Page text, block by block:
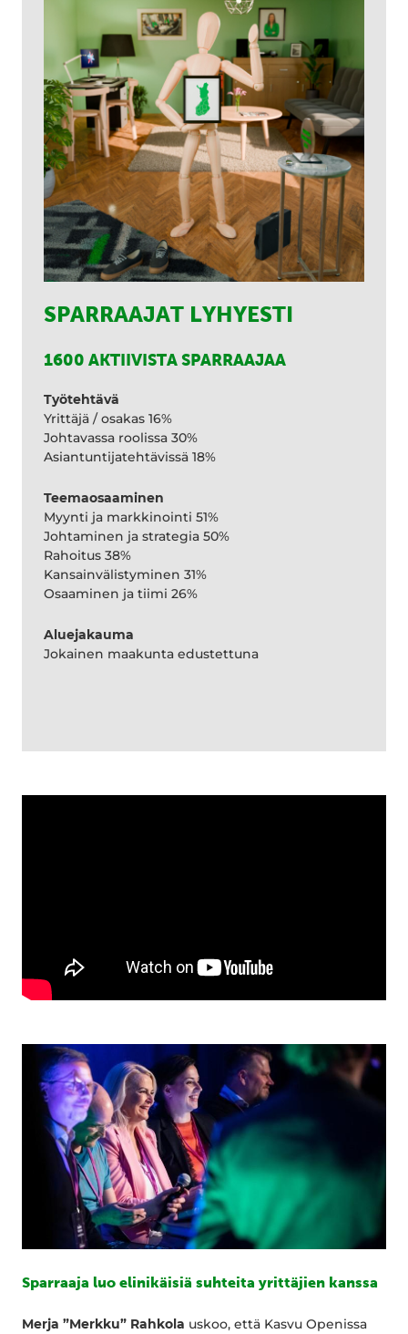
SPARRAAJAT LYHYESTI
1600 AKTIIVISTA SPARRAAJAA
Työtehtävä
Yrittäjä / osakas 16%
Johtavassa roolissa 30%
Asiantuntijatehtävissä 18%
Teemaosaaminen
Myynti ja markkinointi 51%
Johtaminen ja strategia 50%
Rahoitus 38%
Kansainvälistyminen 31%
Osaaminen ja tiimi 26%
Aluejakauma
Jokainen maakunta edustettuna
Sparraaja luo elinikäisiä suhteita yrittäjien kanssa
Merja ”Merkku” Rahkola uskoo, että Kasvu Openissa